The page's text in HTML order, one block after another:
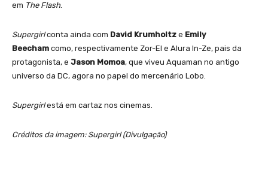
em The Flash.
Supergirlconta ainda com David Krumholtz e Emily
Beecham como, respectivamente Zor-El e Alura In-Ze, pais da
protagonista, e Jason Momoa, que viveu Aquaman no antigo
universo da DC, agora no papel do mercenário Lobo.
Supergirlestá em cartaz nos cinemas.
Créditos da imagem: Supergirl (Divulgação)